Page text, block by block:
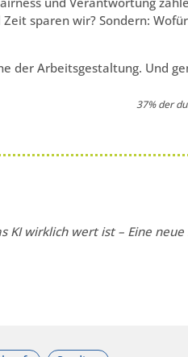
sparen wir? Sondern:
der Arbeitsgestaltung. Und
37% der
KI wirklich wert ist – Eine